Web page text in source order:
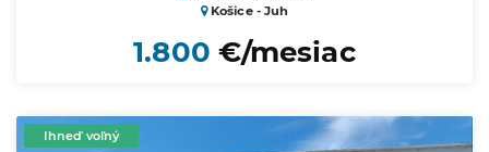
Košice - Juh
1.800 €/mesiac
Ihneď voľný